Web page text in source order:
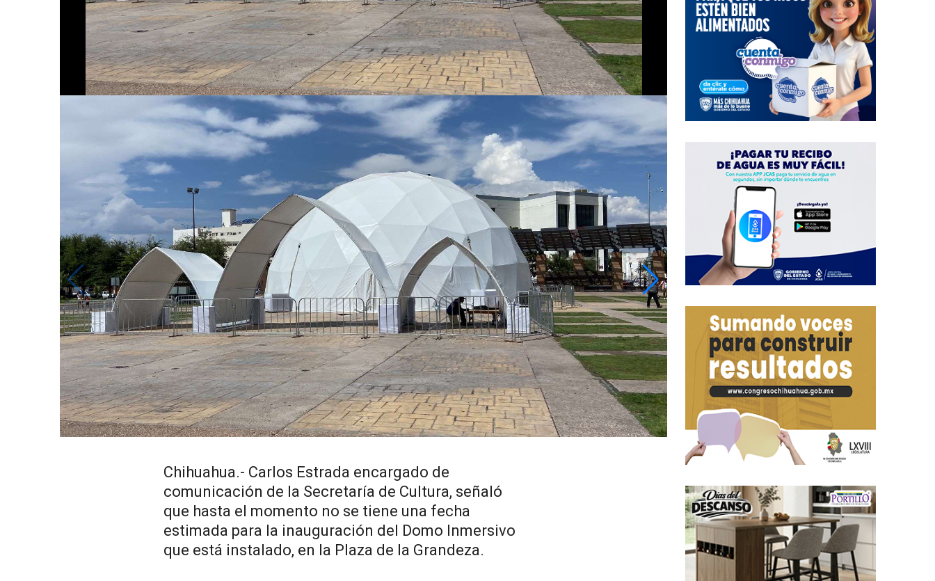
Chihuahua.- Carlos Estrada encargado de
comunicación de la Secretaría de Cultura, señaló
que hasta el momento no se tiene una fecha
estimada para la inauguración del Domo Inmersivo
que está instalado, en la Plaza de la Grandeza.